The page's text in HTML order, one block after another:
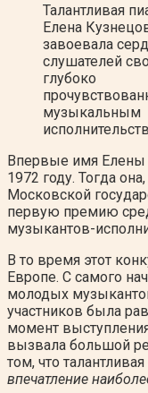
Талантливая
Елена
завоевала
слушателей
глубоко
музыкальным
Впервые имя Елены
1972 году. Тогда
Московской
первую премию
музыкантов-
В то время этот
Европе. С самого
молодых
участников была
момент
вызвала большой
том, что
впечатление